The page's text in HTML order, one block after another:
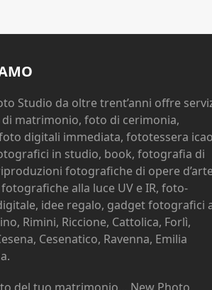
Studio da oltre trent’anni offre
matrimonio, foto di cerimonia,
digitali immediata, fototessera
in studio, book, fotografia di
fotografiche di opere
alla luce UV e IR, foto-
idee regalo, gadget fotografici
Rimini, Riccione, Cattolica, Forlì,
Cesenatico, Ravenna, Emilia